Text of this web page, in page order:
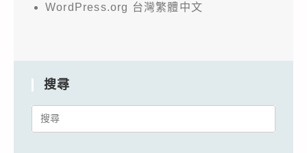
WordPress.org 台灣繁體中文
搜尋
Search